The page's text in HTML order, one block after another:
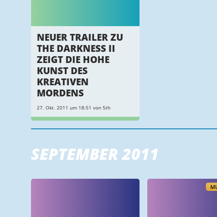
NEUER TRAILER ZU
THE DARKNESS II
ZEIGT DIE HOHE
KUNST DES
KREATIVEN
MORDENS
27. Okt. 2011 um 18:51 von 5th
SEPTEMBER 2011